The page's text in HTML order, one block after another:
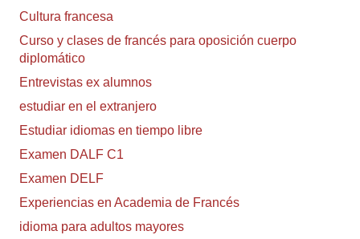
Cultura francesa
Curso y clases de francés para oposición cuerpo
diplomático
Entrevistas ex alumnos
estudiar en el extranjero
Estudiar idiomas en tiempo libre
Examen DALF C1
Examen DELF
Experiencias en Academia de Francés
idioma para adultos mayores